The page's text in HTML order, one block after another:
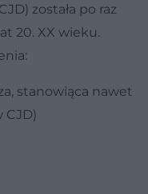
została po raz
20. XX wieku.
stanowiąca nawet
CJD)